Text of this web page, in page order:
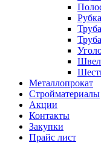
Труба
Металлопрокат
Стройматериалы
Акции
Контакты
Закупки
Прайс лист